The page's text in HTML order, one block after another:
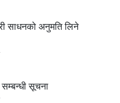
साधनको अनुमति लिने
सूचना